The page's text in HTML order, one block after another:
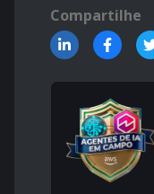
Compartilhe